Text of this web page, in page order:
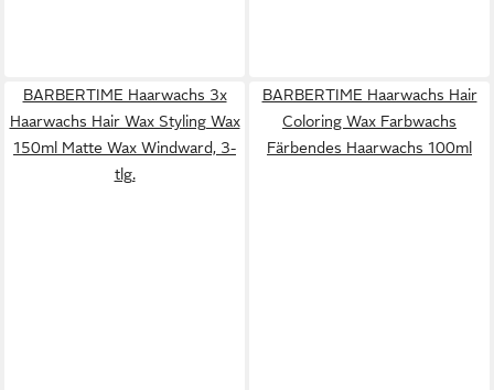
BARBERTIME Haarwachs 3x
Haarwachs Hair Wax Styling Wax
150ml Matte Wax Windward, 3-
tlg.
BARBERTIME Haarwachs Hair
Coloring Wax Farbwachs
Färbendes Haarwachs 100ml